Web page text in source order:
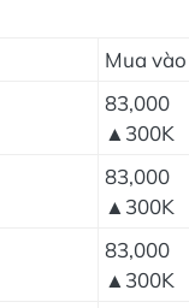
Mua vào
83,000
▲300K
83,000
▲300K
83,000
▲300K